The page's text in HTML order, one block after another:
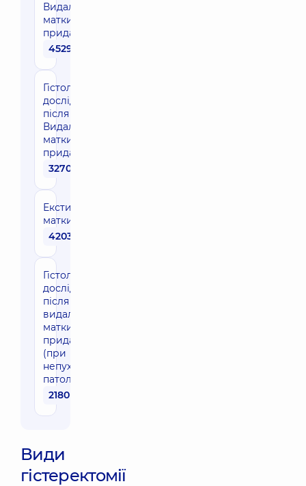
Видалення
матки з
придатками
45290 грн
Гістологічне
дослідження
після
Видалення
матки з
придатками*
3270 грн
Екстирпація
матки
42030 грн
Гістологічне
дослідження
після
видалення
матки з
придатками
(при
непухлинній
патології)
2180 грн
Види
гістеректомії